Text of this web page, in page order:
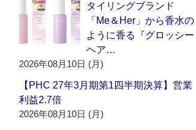
タイリングブランド
「Me＆Her」から香水の
ように香る『グロッシー
ヘア…
2026年08月10日 (月)
【PHC 27年3月期第1四半期決算】営業
利益2.7倍
2026年08月10日 (月)